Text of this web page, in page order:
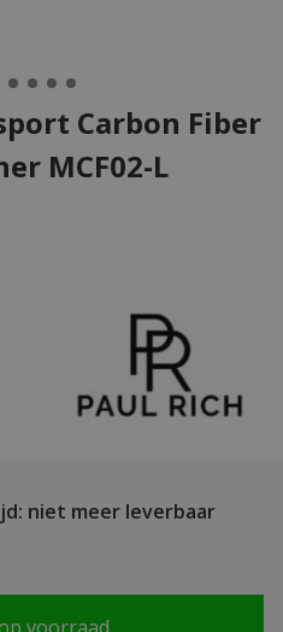
Carbon Fiber
MCF02-L
niet meer leverbaar
voorraad